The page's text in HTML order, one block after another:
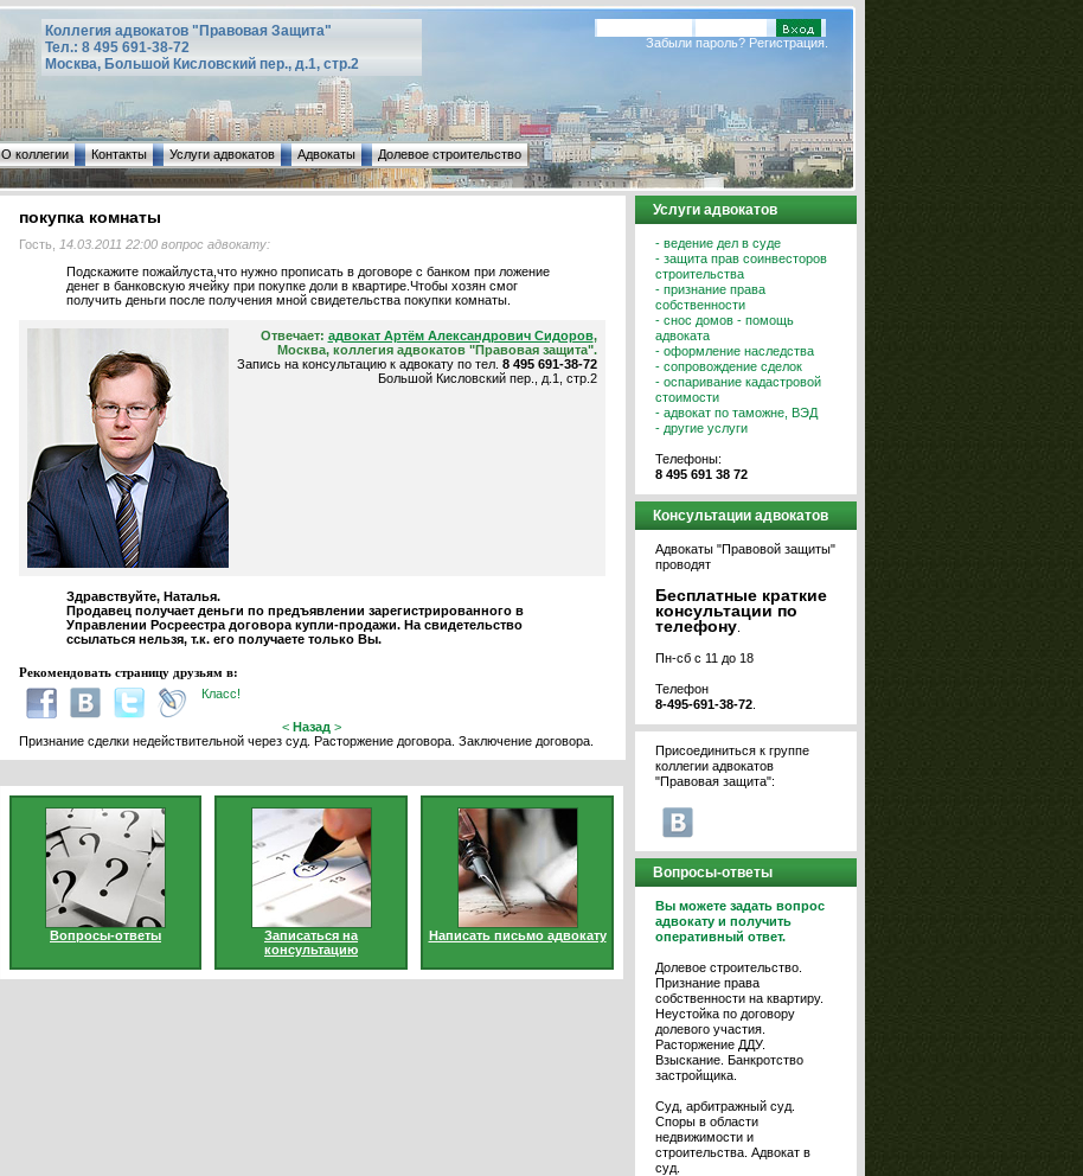
Коллегия адвокатов "Правовая Защита"
Тел.: 8 495 691-38-72
Москва, Большой Кисловский пер., д.1, стр.2
Забыли пароль? Регистрация.
О коллегии Контакты Услуги адвокатов Адвокаты Долевое строительство
покупка комнаты
Гость,
14.03.2011 22:00 вопрос адвокату:
Подскажите пожайлуста,что нужно прописать в договоре с банком при ложение
денег в банковскую ячейку при покупке доли в квартире.Чтобы хозян смог
получить деньги после получения мной свидетельства покупки комнаты.
Отвечает: адвокат Артём Александрович Сидоров,
Москва, коллегия адвокатов "Правовая защита".
Запись на консультацию к адвокату по тел. 8 495 691-38-72
Большой Кисловский пер., д.1, стр.2
Здравствуйте, Наталья.
Продавец получает деньги по предъявлении зарегистрированного в
Управлении Росреестра договора купли-продажи. На свидетельство
ссылаться нельзя, т.к. его получаете только Вы.
Рекомендовать страницу друзьям в:
Класс!
< Назад >
Признание сделки недействительной через суд. Расторжение договора. Заключение договора.
Вопросы-ответы
Записаться на
консультацию
Написать письмо адвокату
Услуги адвокатов
- ведение дел в суде
- защита прав соинвесторов
строительства
- признание права
собственности
- снос домов - помощь
адвоката
- оформление наследства
- сопровождение сделок
- оспаривание кадастровой
стоимости
- адвокат по таможне, ВЭД
- другие услуги
Телефоны:
8 495 691 38 72
Консультации адвокатов
Адвокаты "Правовой защиты"
проводят
Бесплатные краткие
консультации по
телефону
Пн-сб с 11 до 18
Телефон
8-495-691-38-72
Присоединиться к группе
коллегии адвокатов
"Правовая защита":
Вопросы-ответы
Вы можете задать вопрос
адвокату и получить
оперативный ответ.
Долевое строительство.
Признание права
собственности на квартиру.
Неустойка по договору
долевого участия.
Расторжение ДДУ.
Взыскание. Банкротство
застройщика.
Суд, арбитражный суд.
Споры в области
недвижимости и
строительства. Адвокат в
суд.